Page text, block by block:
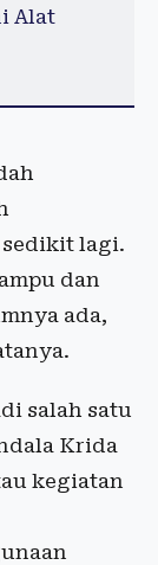
Alat
sedikit lagi.
dan
ada,
salah satu
Krida
kegiatan